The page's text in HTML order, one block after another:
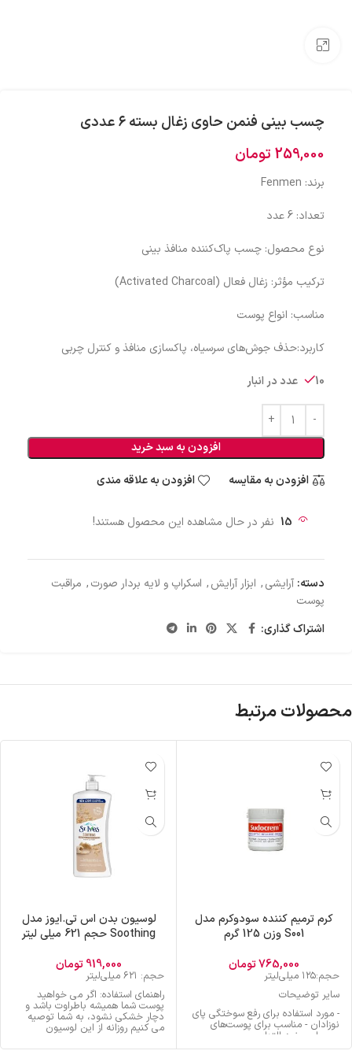
چسب بینی فنمن حاوی زغال بسته ۶ عددی
259,000 تومان
برند: Fenmen
تعداد: 6 عدد
نوع محصول: چسب پاک‌کننده منافذ بینی
ترکیب مؤثر: زغال فعال (Activated Charcoal)
مناسب: انواع پوست
کاربرد:حذف جوش‌های سرسیاه، پاکسازی منافذ و کنترل چربی
10 عدد در انبار
افزودن به سبد خرید
افزودن به مقایسه
افزودن به علاقه مندی
15 نفر در حال مشاهده این محصول هستند!
دسته: آرایشی, ابزار آرایش, اسکراپ و لایه بردار صورت, مراقبت
پوست
اشتراک گذاری:
محصولات مرتبط
کرم ترمیم کننده سودوکرم مدل
S001 وزن 125 گرم
765,000تومان
حجم:۱۲۵ میلی‌لیتر
سایر توضیحات
- مورد استفاده برای رفع سوختگی پای
نوزادان - مناسب برای پوست‌های
معمولی - ضد التهاب
لوسیون بدن اس تی.ایوز مدل
Soothing حجم 621 میلی لیتر
919,000تومان
حجم: ۶۲۱ میلی‌لیتر
راهنمای استفاده: اگر می خواهید
پوست شما همیشه باطراوت باشد و
دچار خشکی نشود، به شما توصیه
می کنیم روزانه از این لوسیون
استفاده کنید.